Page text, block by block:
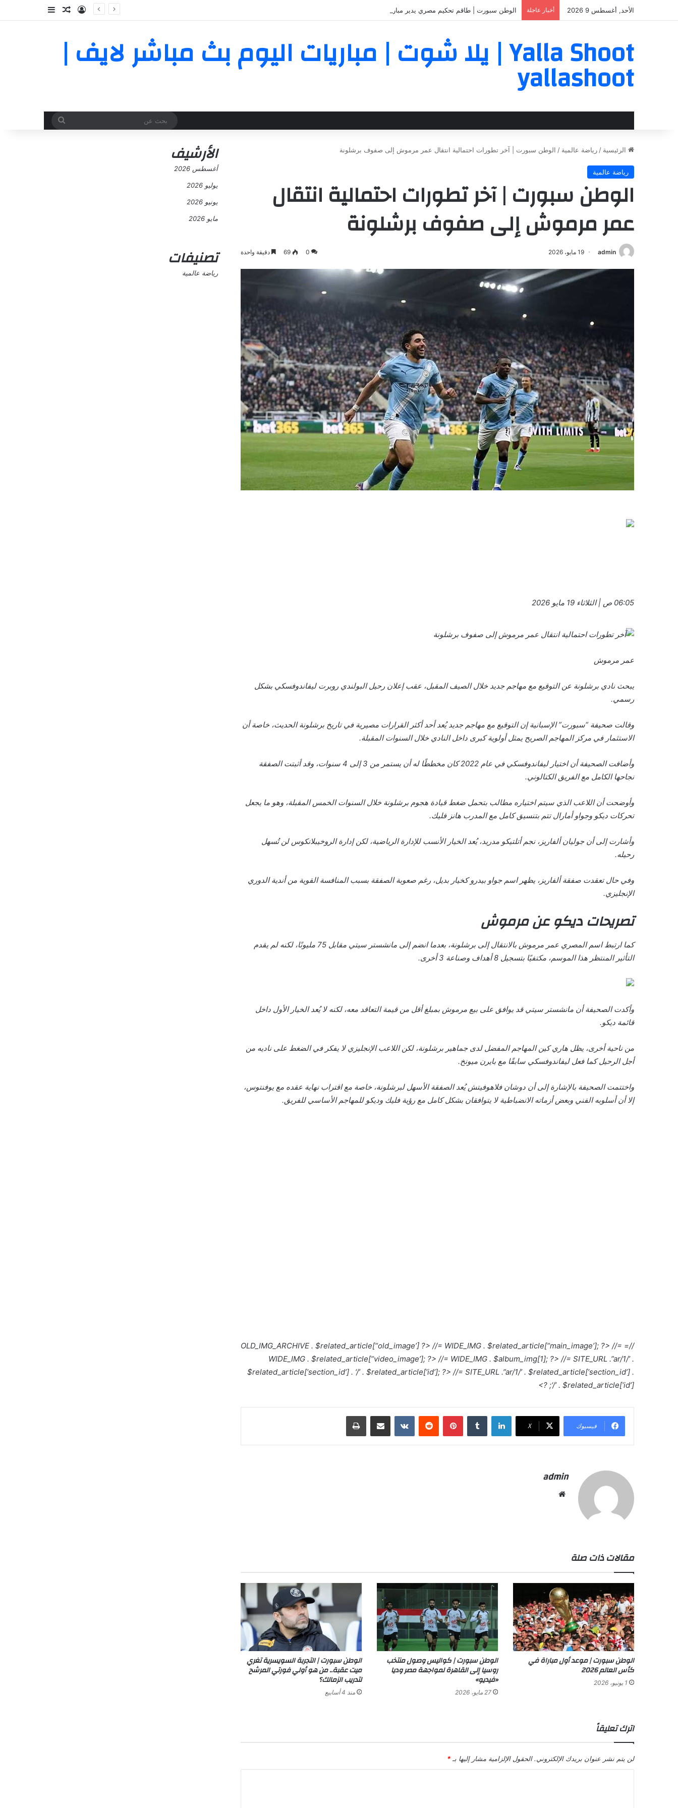
الأحد, أغسطس 9 2026 أخبار عاجلة الوطن سبورت | طاقم تحكيم مصري يدير مباراة مالاوي وغانا في ربع نهائي أمم أفريقيا للسيدات تسجيل الدخول
مقال عشوائي
إضافة عمود
Yalla Shoot | يلا شوت | مباريات اليوم بث مباشر لايف |
yallashoot
بحث
الرئيسية / رياضة عالمية / الوطن سبورت | آخر تطورات احتمالية انتقال عمر مرموش إلى صفوف برشلونة
رياضة عالمية
الوطن سبورت | آخر تطورات احتمالية انتقال
عمر مرموش إلى صفوف برشلونة
admin 19 مايو، 2026 0
69 دقيقة واحدة
06:05 ص | الثلاثاء 19 مايو 2026
عمر مرموش
يبحث نادي برشلونة عن التوقيع مع مهاجم جديد خلال الصيف المقبل، عقب إعلان رحيل البولندي روبرت ليفاندوفسكي بشكل
رسمي.
وقالت صحيفة “سبورت” الإسبانية إن التوقيع مع مهاجم جديد يُعد أحد أكثر القرارات مصيرية في تاريخ برشلونة الحديث، خاصة أن
الاستثمار في مركز المهاجم الصريح يمثل أولوية كبرى داخل النادي خلال السنوات المقبلة.
وأضافت الصحيفة أن اختيار ليفاندوفسكي في عام 2022 كان مخططًا له أن يستمر من 3 إلى 4 سنوات، وقد أثبتت الصفقة
نجاحها الكامل مع الفريق الكتالوني.
وأوضحت أن اللاعب الذي سيتم اختياره مطالب بتحمل ضغط قيادة هجوم برشلونة خلال السنوات الخمس المقبلة، وهو ما يجعل
تحركات ديكو وجواو أمارال تتم بتنسيق كامل مع المدرب هانز فليك.
وأشارت إلى أن جوليان ألفاريز، نجم أتلتيكو مدريد، يُعد الخيار الأنسب للإدارة الرياضية، لكن إدارة الروخيبلانكوس لن تُسهل
رحيله.
وفي حال تعقدت صفقة ألفاريز، يظهر اسم جواو بيدرو كخيار بديل، رغم صعوبة الصفقة بسبب المنافسة القوية من أندية الدوري
الإنجليزي.
تصريحات ديكو عن مرموش
كما ارتبط اسم المصري عمر مرموش بالانتقال إلى برشلونة، بعدما انضم إلى مانشستر سيتي مقابل 75 مليونًا، لكنه لم يقدم
التأثير المنتظر هذا الموسم، مكتفيًا بتسجيل 8 أهداف وصناعة 3 أخرى.
وأكدت الصحيفة أن مانشستر سيتي قد يوافق على بيع مرموش بمبلغ أقل من قيمة التعاقد معه، لكنه لا يُعد الخيار الأول داخل
قائمة ديكو.
من ناحية أخرى، يظل هاري كين المهاجم المفضل لدى جماهير برشلونة، لكن اللاعب الإنجليزي لا يفكر في الضغط على ناديه من
أجل الرحيل كما فعل ليفاندوفسكي سابقًا مع بايرن ميونخ.
واختتمت الصحيفة بالإشارة إلى أن دوشان فلاهوفيتش يُعد الصفقة الأسهل لبرشلونة، خاصة مع اقتراب نهاية عقده مع يوفنتوس،
إلا أن أسلوبه الفني وبعض أزماته الانضباطية لا يتوافقان بشكل كامل مع رؤية فليك وديكو للمهاجم الأساسي للفريق.
//= OLD_IMG_ARCHIVE . $related_article[“old_image’] ?>
//= WIDE_IMG . $related_article[“main_image’]; ?> //=
WIDE_IMG . $related_article[“video_image’]; ?> //= WIDE_IMG . $album_img[1]; ?> //= SITE_URL .”ar/1/’ .
$related_article[‘section_id’] . ‘/’ . $related_article[‘id’]; ?> //= SITE_URL .”ar/1/’ . $related_article[‘section_id’] .
‘/’ . $related_article[‘id’]; ?>
فيسبوك X
لينكدإن بينتيريست مشاركة عبر البريد طباعة
admin
مقالات ذات صلة
الوطن سبورت | موعد أول مباراة في
كأس العالم 2026
1 يونيو، 2026
الوطن سبورت | كواليس وصول منتخب
روسيا إلى القاهرة لمواجهة مصر وديا
«فيديو»
27 مايو، 2026
الوطن سبورت | التجربة السويسرية تغري
ميت عقبة.. من هو أولي فورتي المرشح
لتدريب الزمالك؟
منذ 4 أسابيع
اترك تعليقاً
لن يتم نشر عنوان بريدك الإلكتروني. الحقول الإلزامية مشار إليها بـ *
الأرشيف
أغسطس 2026
يوليو 2026
يونيو 2026
مايو 2026
تصنيفات
رياضة عالمية